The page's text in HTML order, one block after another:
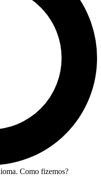
Como fizemos?